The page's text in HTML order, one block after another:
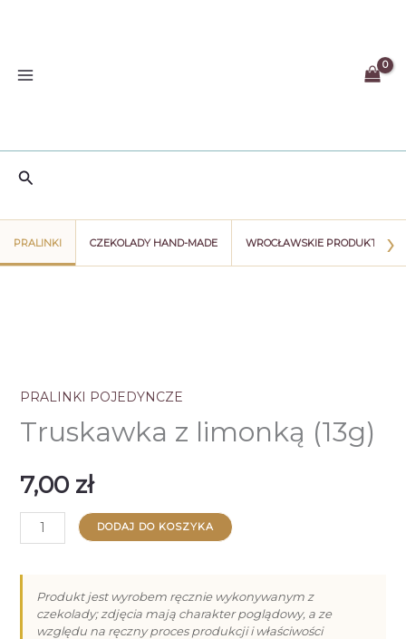
Szukaj
PRALINKI CZEKOLADY HAND-MADE WROCŁAWSKIE PRODUKTY ›
PRALINKI POJEDYNCZE
Truskawka z limonką (13g)
7,00 zł
ilość
Truskawka
limonką
(13g)
DODAJ DO KOSZYKA
Produkt jest wyrobem ręcznie wykonywanym z
czekolady; zdjęcia mają charakter poglądowy, a ze
względu na ręczny proces produkcji i właściwości